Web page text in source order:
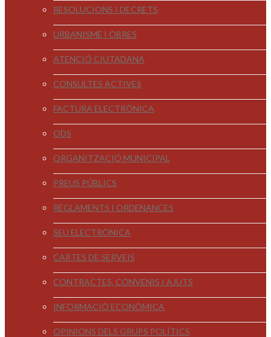
RESOLUCIONS I DECRETS
URBANISME I OBRES
ATENCIÓ CIUTADANA
CONSULTES ACTIVES
FACTURA ELECTRÒNICA
ODS
ORGANITZACIÓ MUNICIPAL
PREUS PÚBLICS
REGLAMENTS I ORDENANCES
SEU ELECTRÒNICA
CARTES DE SERVEIS
CONTRACTES, CONVENIS I AJUTS
INFORMACIÓ ECONÒMICA
OPINIONS DELS GRUPS POLÍTICS